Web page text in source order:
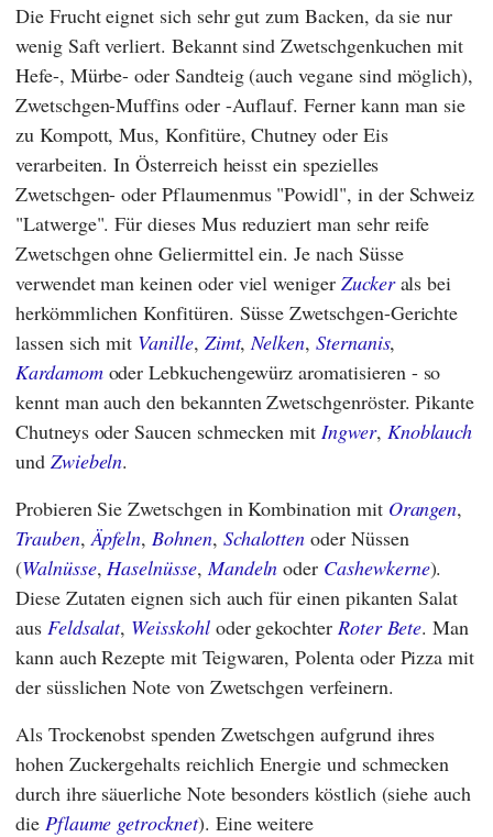
Die Frucht eignet sich sehr gut zum Backen, da sie nur
wenig Saft verliert. Bekannt sind Zwetschgenkuchen mit
Hefe-, Mürbe- oder Sandteig (auch vegane sind möglich),
Zwetschgen-Muffins oder -Auflauf. Ferner kann man sie
zu Kompott, Mus, Konfitüre, Chutney oder Eis
verarbeiten. In Österreich heisst ein spezielles
Zwetschgen- oder Pflaumenmus "Powidl", in der Schweiz
"Latwerge". Für dieses Mus reduziert man sehr reife
Zwetschgen ohne Geliermittel ein. Je nach Süsse
verwendet man keinen oder viel weniger Zuckerals bei
herkömmlichen Konfitüren. Süsse Zwetschgen-Gerichte
lassen sich mit Vanille, Zimt,Nelken, Sternanis,
Kardamomoder Lebkuchengewürz aromatisieren - so
kennt man auch den bekannten Zwetschgenröster. Pikante
Chutneys oder Saucen schmecken mitIngwer, Knoblauch
und Zwiebeln.
Probieren Sie Zwetschgen in Kombination mit Orangen,
Trauben,Äpfeln,Bohnen, Schalotten oder Nüssen
(Walnüsse,Haselnüsse,Mandeln oder Cashewkerne).
Diese Zutaten eignen sich auch für einen pikanten Salat
aus Feldsalat, Weisskohloder gekochter Roter Bete. Man
kann auch Rezepte mit Teigwaren, Polenta oder Pizza mit
der süsslichen Note von Zwetschgen verfeinern.
Als Trockenobst spenden Zwetschgen aufgrund ihres
hohen Zuckergehalts reichlich Energie und schmecken
durch ihre säuerliche Note besonders köstlich (siehe auch
die Pflaume getrocknet). Eine weitere